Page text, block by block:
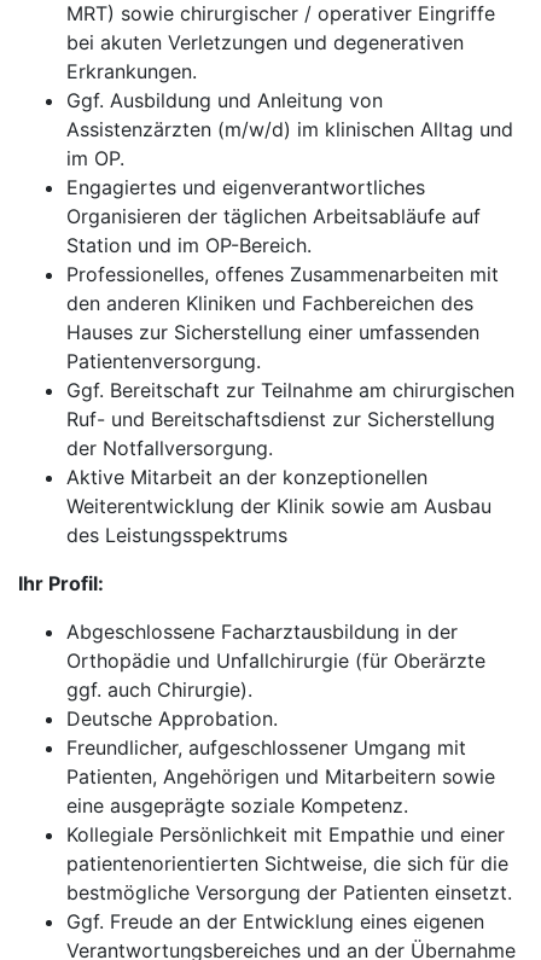
MRT) sowie chirurgischer / operativer Eingriffe
bei akuten Verletzungen und degenerativen
Erkrankungen.
Ggf. Ausbildung und Anleitung von
Assistenzärzten (m/w/d) im klinischen Alltag und
im OP.
Engagiertes und eigenverantwortliches
Organisieren der täglichen Arbeitsabläufe auf
Station und im OP-Bereich.
Professionelles, offenes Zusammenarbeiten mit
den anderen Kliniken und Fachbereichen des
Hauses zur Sicherstellung einer umfassenden
Patientenversorgung.
Ggf. Bereitschaft zur Teilnahme am chirurgischen
Ruf- und Bereitschaftsdienst zur Sicherstellung
der Notfallversorgung.
Aktive Mitarbeit an der konzeptionellen
Weiterentwicklung der Klinik sowie am Ausbau
des Leistungsspektrums
Ihr Profil:
Abgeschlossene Facharztausbildung in der
Orthopädie und Unfallchirurgie (für Oberärzte
ggf. auch Chirurgie).
Deutsche Approbation.
Freundlicher, aufgeschlossener Umgang mit
Patienten, Angehörigen und Mitarbeitern sowie
eine ausgeprägte soziale Kompetenz.
Kollegiale Persönlichkeit mit Empathie und einer
patientenorientierten Sichtweise, die sich für die
bestmögliche Versorgung der Patienten einsetzt.
Ggf. Freude an der Entwicklung eines eigenen
Verantwortungsbereiches und an der Übernahme